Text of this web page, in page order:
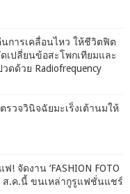
นการเคลื่อนไหว ให้ชีวิตฟิต
เปลี่ยนข้อสะโพกเทียมและ
ดด้วย Radiofrequency
รวจวินิจฉัยมะเร็งเต้านมให้
! จัดงาน ‘FASHION FOTO
ส.ค.นี้ ขนเหล่ากูรูแฟชั่นแชร์